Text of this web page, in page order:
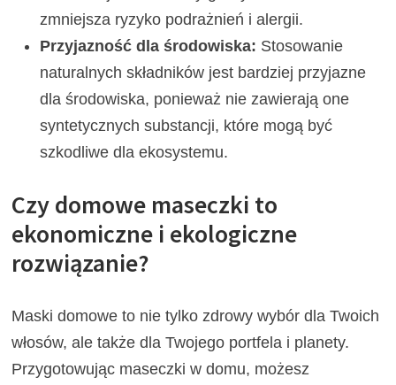
zmniejsza ryzyko podrażnień i alergii.
Przyjazność dla środowiska: Stosowanie
naturalnych składników jest bardziej przyjazne
dla środowiska, ponieważ nie zawierają one
syntetycznych substancji, które mogą być
szkodliwe dla ekosystemu.
Czy domowe maseczki to
ekonomiczne i ekologiczne
rozwiązanie?
Maski domowe to nie tylko zdrowy wybór dla Twoich
włosów, ale także dla Twojego portfela i planety.
Przygotowując maseczki w domu, możesz